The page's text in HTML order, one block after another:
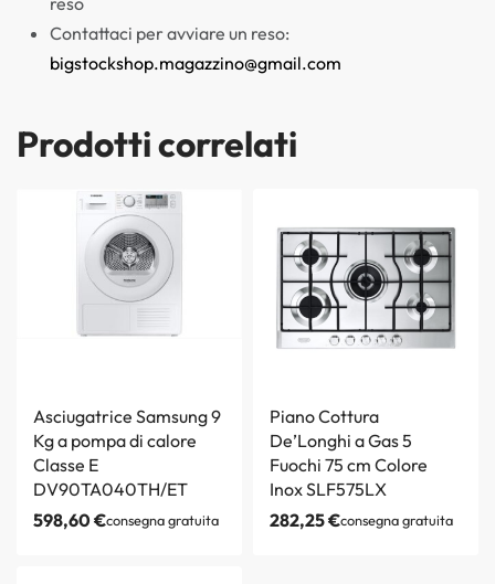
Contattaci per avviare un reso:
bigstockshop.magazzino@gmail.com
Prodotti correlati
Asciugatrice Samsung 9
Kg a pompa di calore
Classe E
DV90TA040TH/ET
598,60€consegna gratuita
Piano Cottura
De’Longhi a Gas 5
Fuochi 75 cm Colore
Inox SLF575LX
282,25€consegna gratuita